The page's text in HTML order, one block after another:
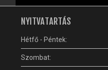
NYITVATARTÁS
Hétfő - Péntek:
Szombat: